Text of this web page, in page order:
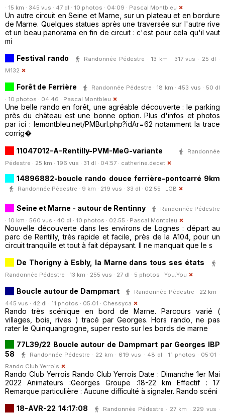
· 15 km · 345 vus · 47 dl · 10 photos · 04:09 · Pascal Montbleu
Un autre circuit en Seine et Marne, sur un plateau et en bordure
de Marne. Quelques statues après une traversée sur l'autre rive
et un beau panorama en fin de circuit : c'est pour cela qu'il vaut
mi
Festival rando
Randonnée Pédestre · 13 km · 317 vus · 25 dl ·
M132
Forêt de Ferrière
Randonnée Pédestre · 18 km · 453 vus · 50 dl
· 10 photos · 04:46 · Pascal Montbleu
Une belle rando en forêt, une agréable découverte : le parking
près du château est une bonne option. Plus d'infos et photos
par ici : lemontbleu.net/PMBurl.php?idAr=62 notamment la trace
corrig�
11047012-A-Rentilly-PVM-MeG-variante
Randonnée
Pédestre · 25 km · 196 vus · 31 dl · 04:57 · catherine.decet
14896882-boucle rando douce ferrière-pontcarré 9km
Randonnée Pédestre · 9 km · 219 vus · 33 dl · 02:55 · LGB
Seine et Marne - autour de Rentinny
Randonnée Pédestre
· 10 km · 560 vus · 40 dl · 10 photos · 02:55 · Pascal Montbleu
Nouvelle découverte dans les environs de Lognes : départ au
parc de Rentilly, très rapide et facile, près de la A104, pour un
circuit tranquille et tout à fait dépaysant. Il ne manquait que le s
De Thorigny à Esbly, la Marne dans tous ses états
Randonnée Pédestre · 13 km · 255 vus · 27 dl · 5 photos · You.You
Boucle autour de Dampmart
Randonnée Pédestre · 22 km ·
445 vus · 42 dl · 11 photos · 05:01 · Chessyca
Rando très scénique en bord de Marne. Parcours varié (
villages, bois, rives ) tracé par Georges. Hors rando, ne pas
rater le Quinquangrogne, super resto sur les bords de marne
77L39/22 Boucle autour de Dampmart par Georges IBP
58
Randonnée Pédestre · 22 km · 619 vus · 48 dl · 11 photos · 05:01 ·
Rando Club Yerrois
Rando Club Yerrois Rando Club Yerrois Date : Dimanche 1er Mai
2022 Animateurs :Georges Groupe :18-22 km Effectif : 17
Remarque particulière : Aucune difficulté à signaler. Rando scéni
18-AVR-22 14:17:08
Randonnée Pédestre · 27 km · 229 vus ·